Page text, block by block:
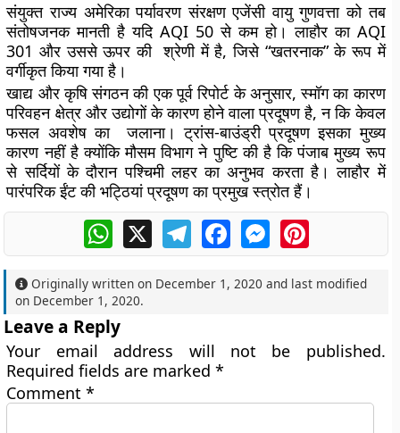
संयुक्त राज्य अमेरिका पर्यावरण संरक्षण एजेंसी वायु गुणवत्ता को तब
संतोषजनक मानती है यदि AQI 50 से कम हो। लाहौर का AQI
301 और उससे ऊपर की श्रेणी में है, जिसे “खतरनाक” के रूप में
वर्गीकृत किया गया है।
खाद्य और कृषि संगठन की एक पूर्व रिपोर्ट के अनुसार, स्मॉग का कारण
परिवहन क्षेत्र और उद्योगों के कारण होने वाला प्रदूषण है, न कि केवल
फसल अवशेष का जलाना। ट्रांस-बाउंड्री प्रदूषण इसका मुख्य
कारण नहीं है क्योंकि मौसम विभाग ने पुष्टि की है कि पंजाब मुख्य रूप
से सर्दियों के दौरान पश्चिमी लहर का अनुभव करता है। लाहौर में
पारंपरिक ईंट की भट्ठियां प्रदूषण का प्रमुख स्त्रोत हैं।
WhatsApp
X TelegramFacebookMessengerPinterest
Originally written on December 1, 2020 and last modified
on December 1, 2020.
Leave a Reply
Your email address will not be published.
Required fields are marked*
Comment*